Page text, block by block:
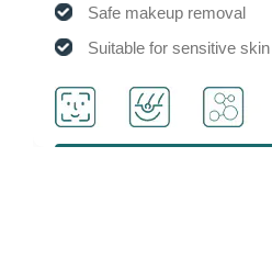
Safe makeup removal
Suitable for sensitive skin
Activate cell activity